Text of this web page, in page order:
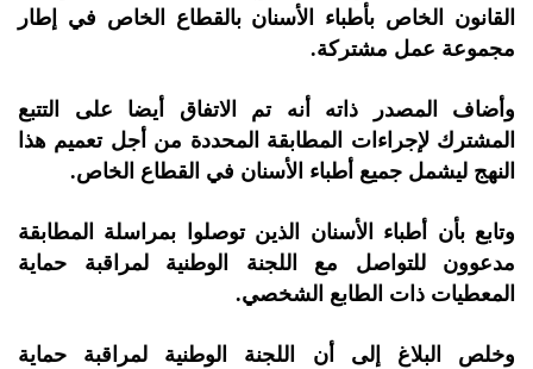
القانون الخاص بأطباء الأسنان بالقطاع الخاص في إطار
مجموعة عمل مشتركة.
وأضاف المصدر ذاته أنه تم الاتفاق أيضا على التتبع
المشترك لإجراءات المطابقة المحددة من أجل تعميم هذا
النهج ليشمل جميع أطباء الأسنان في القطاع الخاص.
وتابع بأن أطباء الأسنان الذين توصلوا بمراسلة المطابقة
مدعوون للتواصل مع اللجنة الوطنية لمراقبة حماية
المعطيات ذات الطابع الشخصي.
وخلص البلاغ إلى أن اللجنة الوطنية لمراقبة حماية